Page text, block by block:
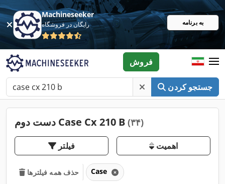
Machineseeker
رایگان در فروشگاه به برنامه
جستجو کردن
فروش
دست دوم Case Cx 210 B (۳۴)
فیلتر اهمیت
حذف همه فیلترها Case